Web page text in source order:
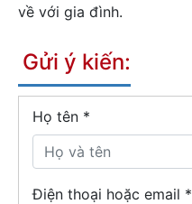
về với gia đình.
Gửi ý kiến:
Họ tên *
Điện thoại hoặc email *